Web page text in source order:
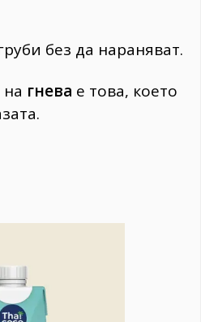
без да нараняват.
гнева е това, което